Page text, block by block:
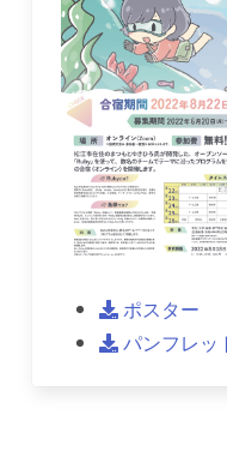
ポスター
パンフレッ